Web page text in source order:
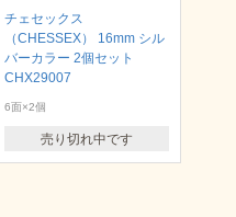
チェセックス
（CHESSEX） 16mm シル
バーカラー 2個セット
CHX29007
6面×2個
売り切れ中です